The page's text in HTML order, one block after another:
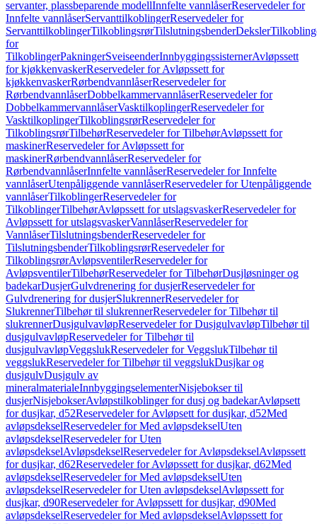
servanter, plassbeparende modellInnfelte vannlåserReservedeler for
Innfelte vannlåserServanttilkoblingerReservedeler for
ServanttilkoblingerTilkoblingsrørTilslutningsbenderDeksler
for
TilkoblingerPakningerSveiseenderInnbyggingssisternerAvløpssett
for kjøkkenvaskerReservedeler for Avløpssett for
kjøkkenvaskerRørbendvannlåserReservedeler for
RørbendvannlåserDobbelkammervannlåserReservedeler for
DobbelkammervannlåserVasktilkoplingerReservedeler for
VasktilkoplingerTilkoblingsrørReservedeler for
TilkoblingsrørTilbehørReservedeler for TilbehørAvløpssett for
maskinerReservedeler for Avløpssett for
maskinerRørbendvannlåserReservedeler for
RørbendvannlåserInnfelte vannlåserReservedeler for Innfelte
vannlåserUtenpåliggende vannlåserReservedeler for Utenpåliggende
vannlåserTilkoblingerReservedeler for
TilkoblingerTilbehørAvløpssett for utslagsvaskerReservedeler for
Avløpssett for utslagsvaskerVannlåserReservedeler for
VannlåserTilslutningsbenderReservedeler for
TilslutningsbenderTilkoblingsrørReservedeler for
TilkoblingsrørAvløpsventilerReservedeler for
AvløpsventilerTilbehørReservedeler for TilbehørDusjløsninger og
badekarDusjerGulvdrenering for dusjerReservedeler for
Gulvdrenering for dusjerSlukrennerReservedeler for
SlukrennerTilbehør til slukrennerReservedeler for Tilbehør til
slukrennerDusjgulvavløpReservedeler for DusjgulvavløpTilbehør til
dusjgulvavløpReservedeler for Tilbehør til
dusjgulvavløpVeggslukReservedeler for VeggslukTilbehør til
veggslukReservedeler for Tilbehør til veggslukDusjkar og
dusjgulvDusjgulv av
mineralmaterialeInnbyggingselementerNisjebokser til
dusjerNisjebokserAvløpstilkoblinger for dusj og badekarAvløpsett
for dusjkar, d52Reservedeler for Avløpsett for dusjkar, d52Med
avløpsdekselReservedeler for Med avløpsdekselUten
avløpsdekselReservedeler for Uten
avløpsdekselAvløpsdekselReservedeler for AvløpsdekselAvløpssett
for dusjkar, d62Reservedeler for Avløpssett for dusjkar, d62Med
avløpsdekselReservedeler for Med avløpsdekselUten
avløpsdekselReservedeler for Uten avløpsdekselAvløpssett for
dusjkar, d90Reservedeler for Avløpssett for dusjkar, d90Med
avløpsdekselReservedeler for Med avløpsdekselAvløpssett for